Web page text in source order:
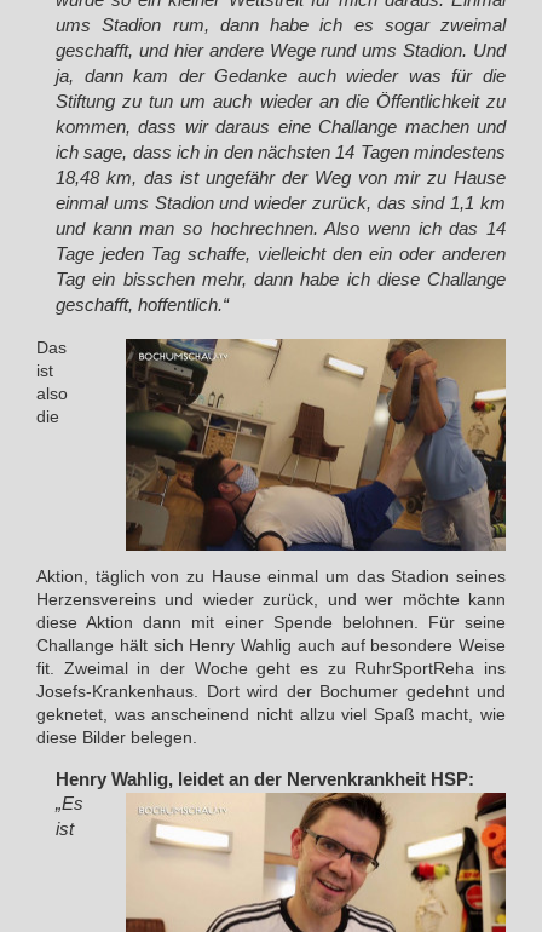
ums Stadion rum, dann habe ich es sogar zweimal
geschafft, und hier andere Wege rund ums Stadion. Und
ja, dann kam der Gedanke auch wieder was für die
Stiftung zu tun um auch wieder an die Öffentlichkeit zu
kommen, dass wir daraus eine Challange machen und
ich sage, dass ich in den nächsten 14 Tagen mindestens
18,48 km, das ist ungefähr der Weg von mir zu Hause
einmal ums Stadion und wieder zurück, das sind 1,1 km
und kann man so hochrechnen. Also wenn ich das 14
Tage jeden Tag schaffe, vielleicht den ein oder anderen
Tag ein bisschen mehr, dann habe ich diese Challange
geschafft, hoffentlich.“
Das
ist
also
die
Aktion, täglich von zu Hause einmal um das Stadion seines
Herzensvereins und wieder zurück, und wer möchte kann
diese Aktion dann mit einer Spende belohnen. Für seine
Challange hält sich Henry Wahlig auch auf besondere Weise
fit. Zweimal in der Woche geht es zu RuhrSportReha ins
Josefs-Krankenhaus. Dort wird der Bochumer gedehnt und
geknetet, was anscheinend nicht allzu viel Spaß macht, wie
diese Bilder belegen.
Henry Wahlig, leidet an der Nervenkrankheit HSP:
„Es
ist